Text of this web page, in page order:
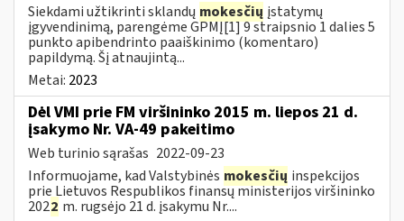
Siekdami užtikrinti sklandų mokesčių įstatymų
įgyvendinimą, parengėme GPMĮ[1] 9 straipsnio 1 dalies 5
punkto apibendrinto paaiškinimo (komentaro)
papildymą. Šį atnaujintą...
Metai: 2023
Dėl VMI prie FM viršininko 2015 m. liepos 21 d.
įsakymo Nr. VA-49 pakeitimo
Web turinio sąrašas 2022-09-23
Informuojame, kad Valstybinės mokesčių inspekcijos
prie Lietuvos Respublikos finansų ministerijos viršininko
2022 m. rugsėjo 21 d. įsakymu Nr....